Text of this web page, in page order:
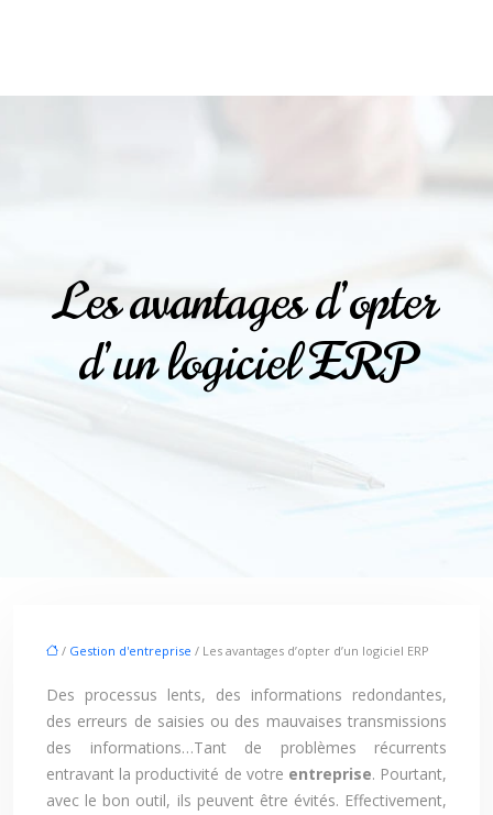
Les avantages d’opter
d’un logiciel ERP
/ Gestion d'entreprise / Les avantages d’opter d’un logiciel ERP
Des processus lents, des informations redondantes,
des erreurs de saisies ou des mauvaises transmissions
des informations…Tant de problèmes récurrents
entravant la productivité de votre entreprise. Pourtant,
avec le bon outil, ils peuvent être évités. Effectivement,